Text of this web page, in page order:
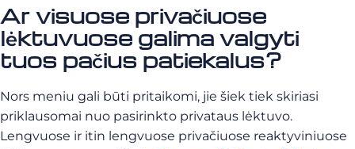
Ar visuose privačiuose
lėktuvuose galima valgyti
tuos pačius patiekalus?
Nors meniu gali būti pritaikomi, jie šiek tiek skiriasi
priklausomai nuo pasirinkto privataus lėktuvo.
Lengvuose ir itin lengvuose privačiuose reaktyviniuose